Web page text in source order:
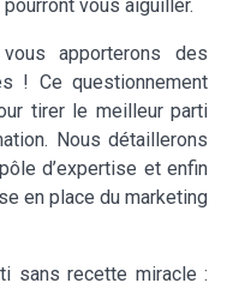
vous aiguiller.
apporterons des
! Ce questionnement
tirer le meilleur parti
Nous détaillerons
d’expertise et enfin
en place du marketing
sans recette miracle :